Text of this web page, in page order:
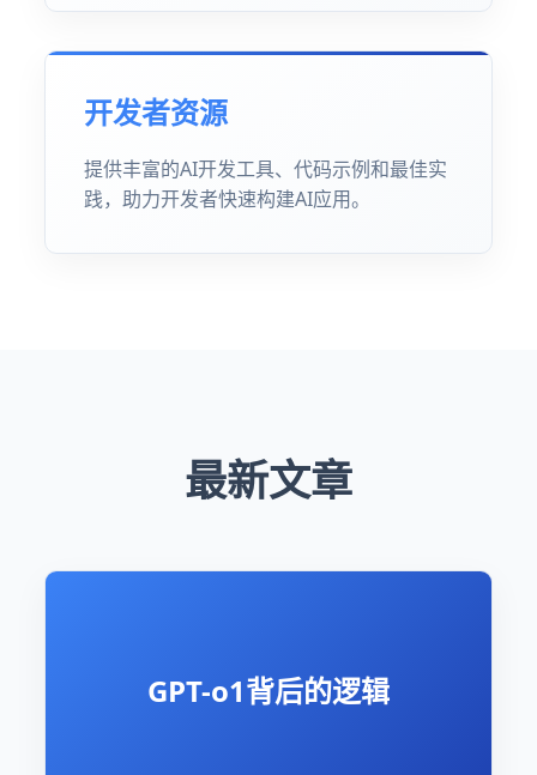
开发者资源
提供丰富的AI开发工具、代码示例和最佳实
践，助力开发者快速构建AI应用。
最新文章
GPT-o1背后的逻辑